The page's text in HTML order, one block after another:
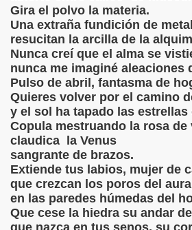
Gira el polvo la materia.
Una extraña fundición de
resucitan la arcilla de la
Nunca creí que el alma se
nunca me imaginé aleaciones
Pulso de abril, fantasma de
Quieres volver por el camino
y el sol ha tapado las estrellas
Copula mestruando la rosa de
claudica
la Venus
sangrante de brazos.
Extiende tus labios, mujer de
que crezcan los poros del
en las paredes húmedas del
Que cese la hiedra su andar
que nazca en tus senos, su
EROTICA , SUGESTIVA POR
, DESOLACIÓN Y
:Silencios y Virtudes
:Paisaje Inevitable
:La amo...compañero
:Silencios de Amor (Inocente
Aldeas de los diablos"